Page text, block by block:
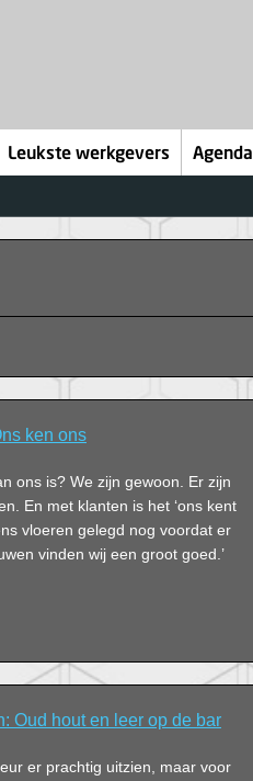
Leukste werkgevers Agenda
ken ons
ons is? We zijn gewoon. Er zijn
En met klanten is het ‘ons kent
vloeren gelegd nog voordat er
vinden wij een groot goed.’
Oud hout en leer op de bar
er prachtig uitzien, maar voor